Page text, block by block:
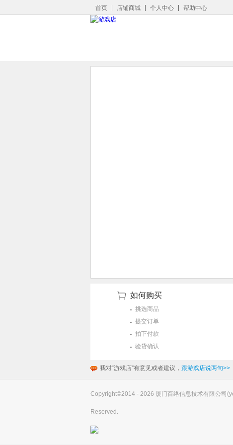
首页 店铺商城 个人中心 帮助中心
如何购买
挑选商品
提交订单
拍下付款
验货确认
我对“游戏店”有意见或者建议， 跟游戏店说两句>>
Copyright©2014 - 2026 厦门百络信息技术有限公司
Reserved.